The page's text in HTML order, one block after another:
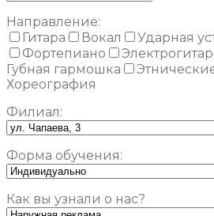
Направление:
Гитара
Вокал Ударная
Фортепиано
Губная гармошка
Хореография
Филиал:
Форма обучения:
Как вы узнали о нас?